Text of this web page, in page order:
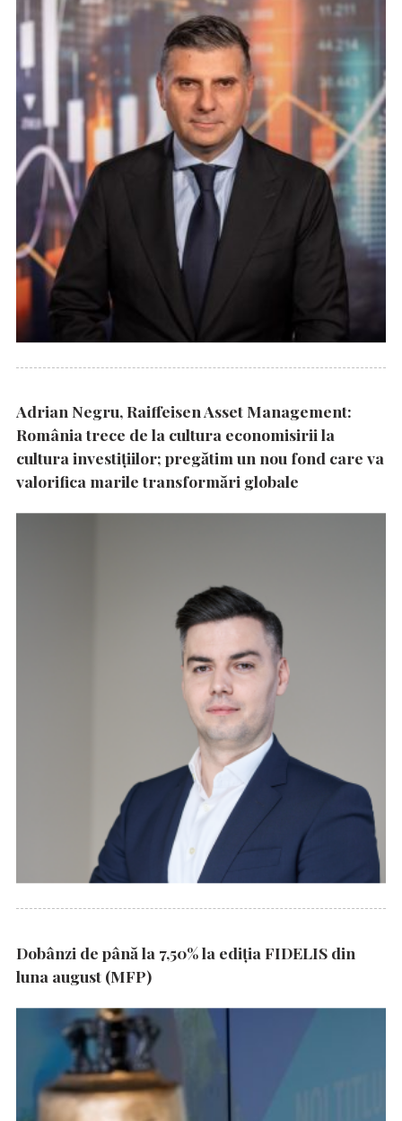
Adrian Negru, Raiffeisen Asset Management:
România trece de la cultura economisirii la
cultura investițiilor; pregătim un nou fond care va
valorifica marile transformări globale
Dobânzi de până la 7,50% la ediția FIDELIS din
luna august (MFP)